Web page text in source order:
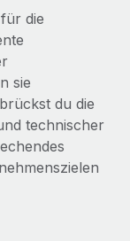
über unser
in deine
die
sie
du die
technischer